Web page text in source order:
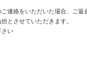
連絡をいただいた場合、ご返
とさせていただきます。
い